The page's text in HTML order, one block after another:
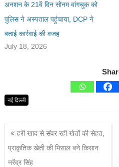
अनशन के 21वें दिन सोनम वांगचुक को
पुलिस ने अस्पताल पहुंचाया, DCP ने
बताई कार्रवाई की वजह
July 18, 2026
नई दिल्ली
हरी खाद से संवर रही खेतों की सेहत,
प्राकृतिक खेती की मिसाल बने किसान
नरेंद्र सिंह